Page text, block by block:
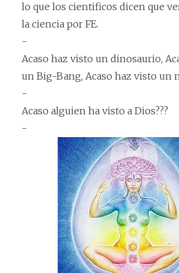
lo que los cientificos dicen que
la ciencia por FE.
-
Acaso haz visto un dinosaurio,
un Big-Bang, Acaso haz visto un
-
Acaso alguien ha visto a Dios???
-